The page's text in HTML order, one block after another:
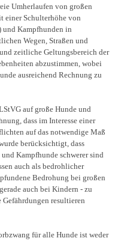
Umherlaufen von großen
einer Schulterhöhe von
und Kampfhunden in
Wegen, Straßen und
zeitliche Geltungsbereich der
abzustimmen, wobei
ausreichend Rechnung zu
auf große Hunde und
dass im Interesse einer
auf das notwendige Maß
berücksichtigt, dass
Kampfhunde schwerer sind
auch als bedrohlicher
Bedrohung bei großen
auch bei Kindern - zu
Gefährdungen resultieren
für alle Hunde ist weder